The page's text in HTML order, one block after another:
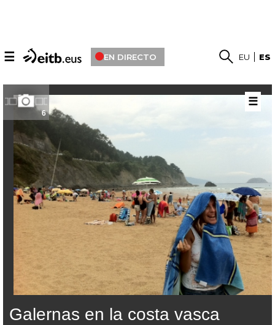
☰ EN DIRECTO EU ES
6
Galernas en la costa vasca
☰